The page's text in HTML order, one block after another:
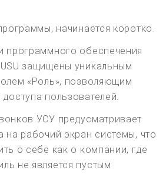
начинается коротко.
программного обеспечения
защищены уникальным
«Роль», позволяющим
пользователей.
УСУ предусматривает
на рабочий экран системы, что
о себе как о компании, где
не является пустым